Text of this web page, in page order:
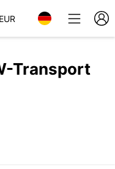
EUR
Transport